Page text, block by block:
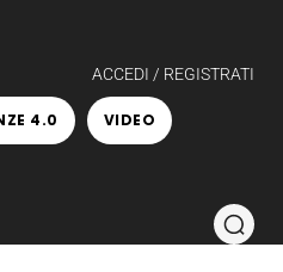
ACCEDI / REGISTRATI
4.0 VIDEO